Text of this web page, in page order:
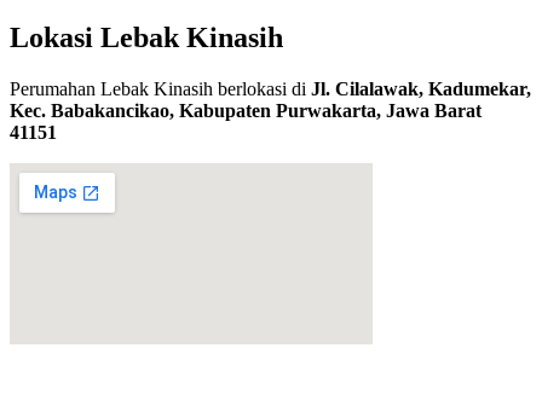
Lokasi Lebak Kinasih
Perumahan Lebak Kinasih berlokasi di Jl. Cilalawak, Kadumekar,
Kec. Babakancikao, Kabupaten Purwakarta, Jawa Barat
41151